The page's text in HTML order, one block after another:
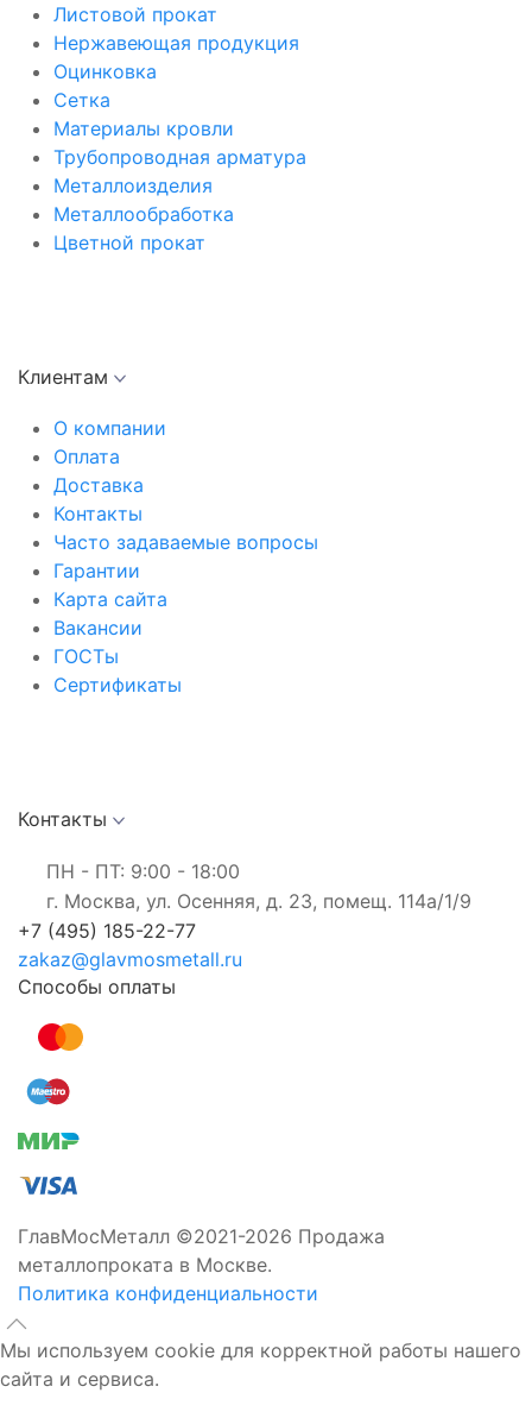
Листовой прокат
Нержавеющая продукция
Оцинковка
Сетка
Материалы кровли
Трубопроводная арматура
Металлоизделия
Металлообработка
Цветной прокат
Клиентам
О компании
Оплата
Доставка
Контакты
Часто задаваемые вопросы
Гарантии
Карта сайта
Вакансии
ГОСТы
Сертификаты
Контакты
ПН - ПТ: 9:00 - 18:00
г. Москва, ул. Осенняя, д. 23, помещ. 114а/1/9
+7 (495) 185-22-77
zakaz@glavmosmetall.ru
Способы оплаты
ГлавМосМеталл ©2021-2026 Продажа
металлопроката в Москве.
Политика конфиденциальности
Мы используем cookie для корректной работы нашего
сайта и сервиса.